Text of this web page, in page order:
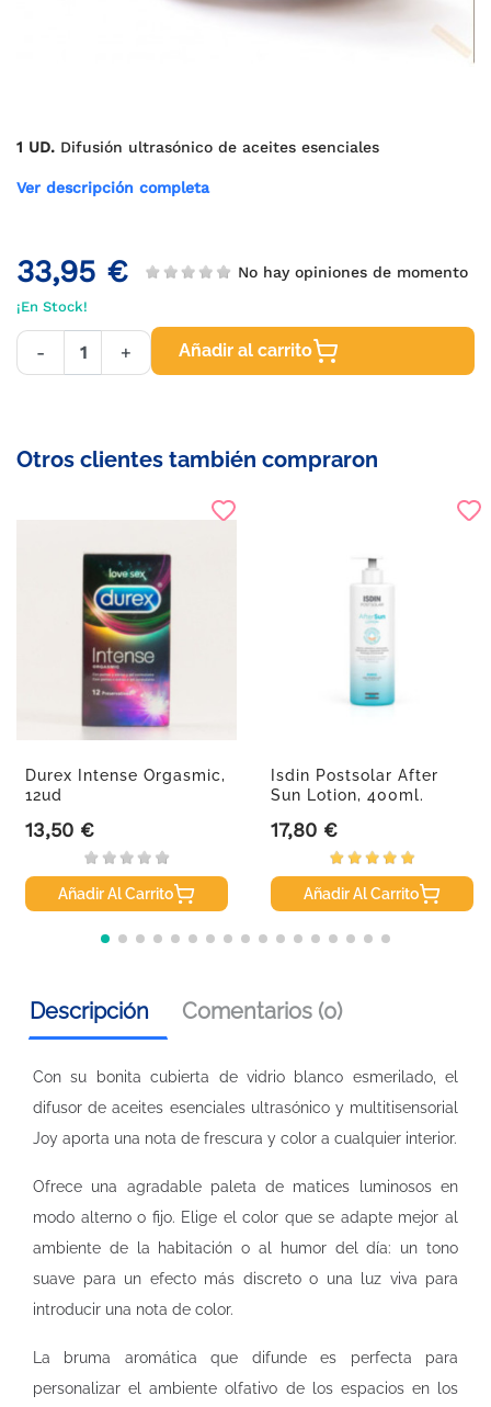
1 UD. Difusión ultrasónico de aceites esenciales
Ver descripción completa
33,95 € No hay opiniones de momento
¡En Stock!
- + Añadir al carrito
Otros clientes también compraron
Durex Intense Orgasmic,
12ud
Precio
13,50 €
Añadir Al Carrito
Isdin Postsolar After
Sun Lotion, 400ml.
Precio
17,80 €
Añadir Al Carrito
Descripción Comentarios (0)
Con su bonita cubierta de vidrio blanco esmerilado, el
difusor de aceites esenciales ultrasónico y multitisensorial
Joy aporta una nota de frescura y color a cualquier interior.
Ofrece una agradable paleta de matices luminosos en
modo alterno o fijo. Elige el color que se adapte mejor al
ambiente de la habitación o al humor del día: un tono
suave para un efecto más discreto o una luz viva para
introducir una nota de color.
La bruma aromática que difunde es perfecta para
personalizar el ambiente olfativo de los espacios en los